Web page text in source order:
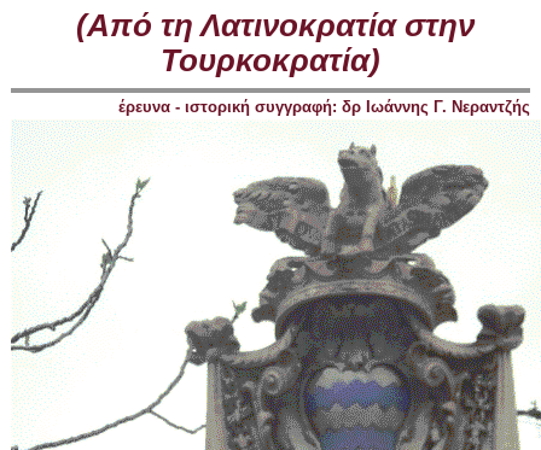
(Από τη Λατινοκρατία στην
Τουρκοκρατία)
έρευνα - ιστορική συγγραφή: δρ Ιωάννης Γ. Νεραντζής